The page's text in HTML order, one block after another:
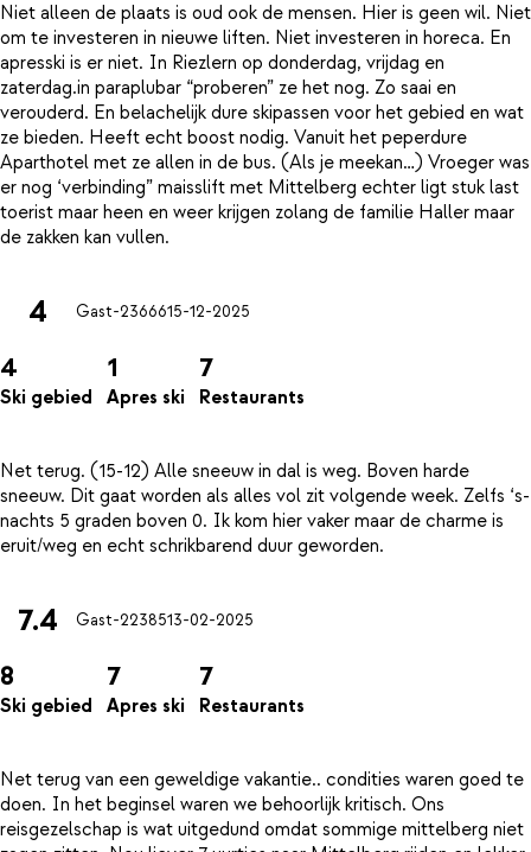
Niet alleen de plaats is oud ook de mensen. Hier is geen wil. Niet
om te investeren in nieuwe liften. Niet investeren in horeca. En
apresski is er niet. In Riezlern op donderdag, vrijdag en
zaterdag.in paraplubar “proberen” ze het nog. Zo saai en
verouderd. En belachelijk dure skipassen voor het gebied en wat
ze bieden. Heeft echt boost nodig. Vanuit het peperdure
Aparthotel met ze allen in de bus. (Als je meekan…) Vroeger was
er nog ‘verbinding” maisslift met Mittelberg echter ligt stuk last
toerist maar heen en weer krijgen zolang de familie Haller maar
4 Gast-2366615-12-2025
4
Ski gebied
1
Apres ski
7
Restaurants
Net terug. (15-12) Alle sneeuw in dal is weg. Boven harde
sneeuw. Dit gaat worden als alles vol zit volgende week. Zelfs ‘s-
nachts 5 graden boven 0. Ik kom hier vaker maar de charme is
7.4 Gast-2238513-02-2025
8
Ski gebied
7
Apres ski
7
Restaurants
Net terug van een geweldige vakantie.. condities waren goed te
doen. In het beginsel waren we behoorlijk kritisch. Ons
reisgezelschap is wat uitgedund omdat sommige mittelberg niet